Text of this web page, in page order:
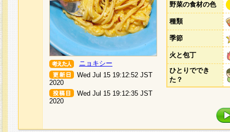
ニョキシー
Wed Jul 15 19:12:52 JST
2020
Wed Jul 15 19:12:35 JST
2020
野菜の食材の色
種類
季節
火と包丁
ひとりででき
た？